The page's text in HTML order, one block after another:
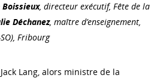
Boissieux, directeur exécutif, Fête de la
Déchanez, maître d’enseignement,
Fribourg
Lang, alors ministre de la